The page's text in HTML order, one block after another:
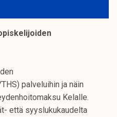
palveluihin ja näin
Kelalle.
että syyslukukaudelta